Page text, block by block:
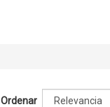
Ordenar